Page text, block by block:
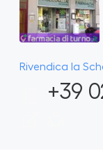
Rivendica la
+39